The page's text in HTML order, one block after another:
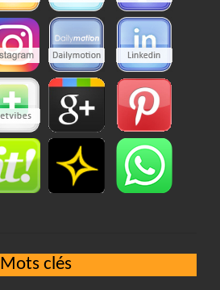
Mots clés